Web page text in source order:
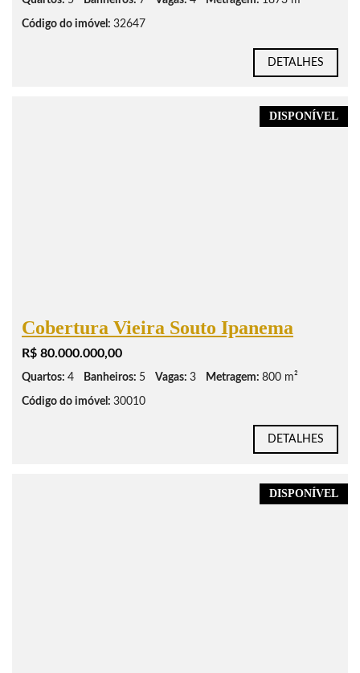
Código do imóvel: 32647
DETALHES
DISPONÍVEL
Cobertura Vieira Souto Ipanema
R$ 80.000.000,00
Quartos: 4 Banheiros: 5 Vagas: 3 Metragem: 800 m²
Código do imóvel: 30010
DETALHES
DISPONÍVEL